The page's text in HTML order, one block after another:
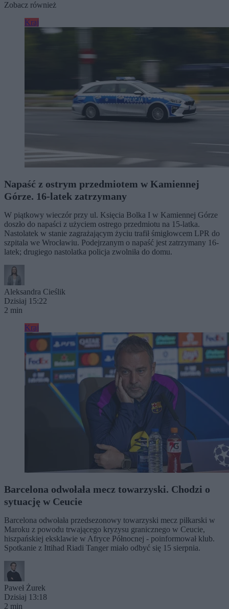
Zobacz również
Kraj
Napaść z ostrym przedmiotem w Kamiennej
Górze. 16-latek zatrzymany
W piątkowy wieczór przy ul. Księcia Bolka I w Kamiennej Górze
doszło do napaści z użyciem ostrego przedmiotu na 15-latka.
Nastolatek w stanie zagrażającym życiu trafił śmigłowcem LPR do
szpitala we Wrocławiu. Podejrzanym o napaść jest zatrzymany 16-
latek; drugiego nastolatka policja zwolniła do domu.
Aleksandra Cieślik
Dzisiaj 15:22
2 min
Kraj
Barcelona odwołała mecz towarzyski. Chodzi o
sytuację w Ceucie
Barcelona odwołała przedsezonowy towarzyski mecz piłkarski w
Maroku z powodu trwającego kryzysu granicznego w Ceucie,
hiszpańskiej eksklawie w Afryce Północnej - poinformował klub.
Spotkanie z Ittihad Riadi Tanger miało odbyć się 15 sierpnia.
Paweł Żurek
Dzisiaj 13:18
2 min